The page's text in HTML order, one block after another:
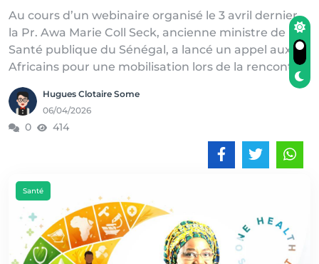
Au cours d’un webinaire organisé le 3 avril dernier,
la Pr. Awa Marie Coll Seck, ancienne ministre de la
Santé publique du Sénégal, a lancé un appel aux
Africains pour une mobilisation lors de la rencontre.
Hugues Clotaire Some
06/04/2026
0 414
Santé